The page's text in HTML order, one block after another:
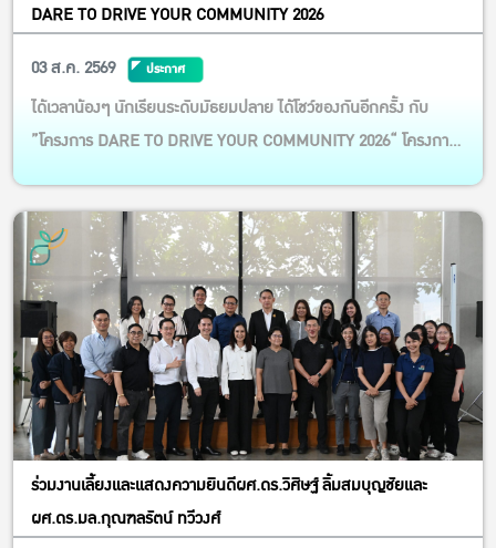
DARE TO DRIVE YOUR COMMUNITY 2026
03 ส.ค. 2569
ประกาศ
ได้เวลาน้องๆ นักเรียนระดับมัธยมปลาย ได้โชว์ของกันอีกครั้ง กับ
”โครงการ DARE TO DRIVE YOUR COMMUNITY 2026“ โครงการ
เยาวชนให้มีความกล้าที่จะผลักดัน และพัฒนาชุมชนอย่างยั่งยืน”ปีที่ 4
สมัครเข้าร่วมโครงการฯ กันได้แล้วรับรองน้องๆ นักเรียนได้ทั้...
ร่วมงานเลี้ยงและแสดงความยินดีผศ.ดร.วิศิษฐ์ ลิ้มสมบุญชัยและ
ผศ.ดร.มล.กุณฑลรัตน์ ทวีวงศ์